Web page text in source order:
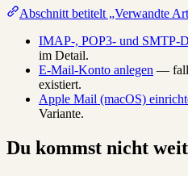
Abschnitt betitelt „Verwandte
IMAP-, POP3- und SMTP-
im Detail.
E-Mail-Konto anlegen —
existiert.
Apple Mail (macOS)
Variante.
Du kommst nicht